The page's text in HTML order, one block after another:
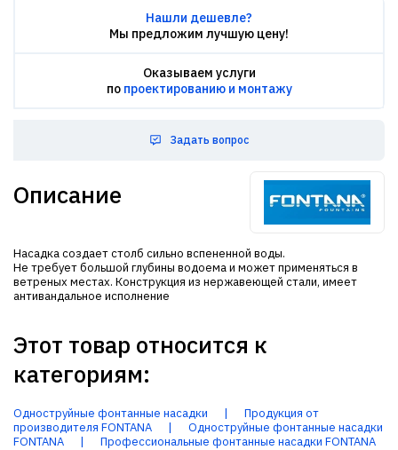
Нашли дешевле?
Мы предложим лучшую цену!
Оказываем услуги
по проектированию и монтажу
Задать вопрос
Описание
Насадка создает столб сильно вспененной воды.
Не требует большой глубины водоема и может применяться в
ветреных местах. Конструкция из нержавеющей стали, имеет
антивандальное исполнение
Этот товар относится к
категориям:
Одноструйные фонтанные насадки |
Продукция от
производителя FONTANA
|
Одноструйные фонтанные насадки
FONTANA
| Профессиональные фонтанные насадки FONTANA